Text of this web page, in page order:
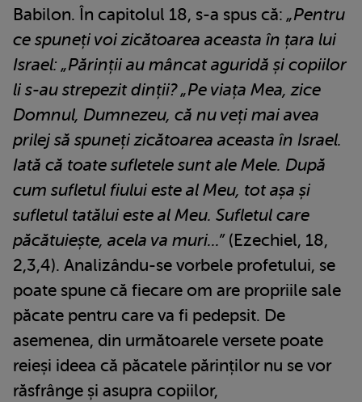
Babilon. În capitolul 18, s-a spus că: „Pentru
ce spuneți voi zicătoarea aceasta în țara lui
Israel: „Părinții au mâncat aguridă și copiilor
li s-au strepezit dinții? „Pe viața Mea, zice
Domnul, Dumnezeu, că nu veți mai avea
prilej să spuneți zicătoarea aceasta în Israel.
Iată că toate sufletele sunt ale Mele. După
cum sufletul fiului este al Meu, tot așa și
sufletul tatălui este al Meu. Sufletul care
păcătuiește, acela va muri...”(Ezechiel, 18,
2,3,4). Analizându-se vorbele profetului, se
poate spune că fiecare om are propriile sale
păcate pentru care va fi pedepsit. De
asemenea, din următoarele versete poate
reieși ideea că păcatele părinților nu se vor
răsfrânge și asupra copiilor,